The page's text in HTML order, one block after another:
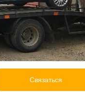
Связаться